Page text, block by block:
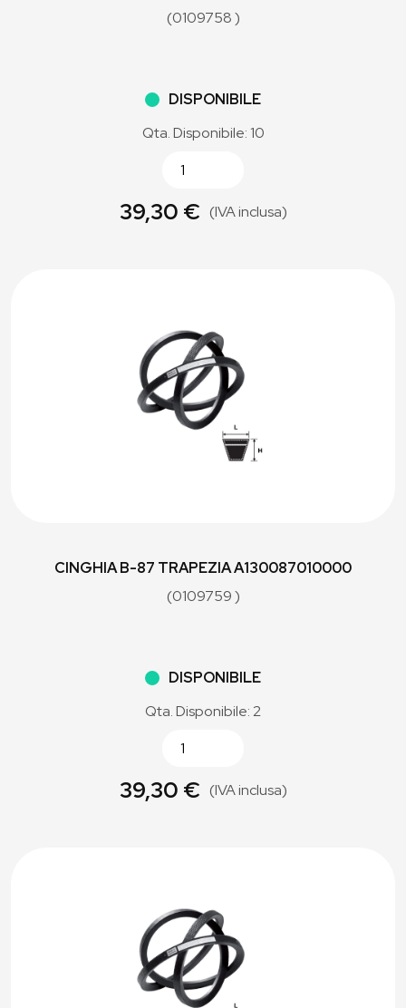
(0109758 )
DISPONIBILE
Qta. Disponibile: 10
39,30 € (IVA inclusa)
CINGHIA B-87 TRAPEZIA A130087010000
(0109759 )
DISPONIBILE
Qta. Disponibile: 2
39,30 € (IVA inclusa)